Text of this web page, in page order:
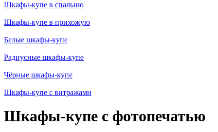
Шкафы-купе в спальню
Шкафы-купе в прихожую
Белые шкафы-купе
Радиусные шкафы-купе
Чёрные шкафы-купе
Шкафы-купе с витражами
Шкафы-купе с фотопечатью